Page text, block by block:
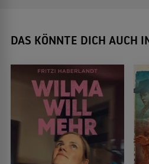
DAS KÖNNTE DICH AUCH